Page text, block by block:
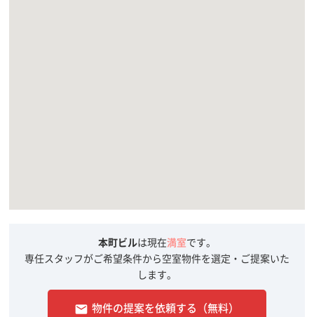
本町ビルは現在満室です。
専任スタッフがご希望条件から空室物件を選定・ご提案いた
します。
email 物件の提案を依頼する（無料）